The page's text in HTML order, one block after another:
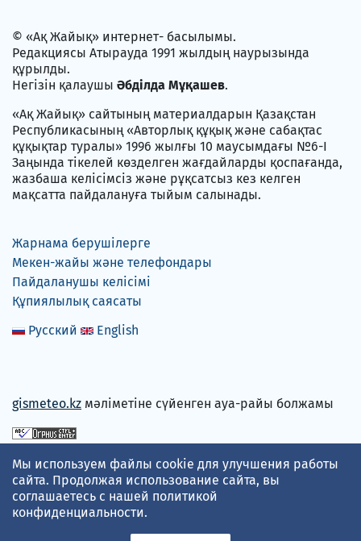
© «Ақ Жайық» интернет- басылымы.
Редакциясы Атырауда 1991 жылдың наурызында
құрылды.
Негізін қалаушы Әбділда Мұқашев.
«Ақ Жайық» сайтының материалдарын Қазақстан
Республикасының «Авторлық құқық және сабақтас
құқықтар туралы» 1996 жылғы 10 маусымдағы №6-I
Заңында тікелей көзделген жағдайларды қоспағанда,
жазбаша келісімсіз және рұқсатсыз кез келген
мақсатта пайдалануға тыйым салынады.
Жарнама берушілерге
Мекен-жайы және телефондары
Пайдаланушы келісімі
Құпиялылық саясаты
Русский
English
gismeteo.kz мәліметіне сүйенген ауа-райы болжамы
Төлем карталарын қабылдаймыз
Мы используем файлы cookie для улучшения работы
сайта. Продолжая использование сайта, вы
соглашаетесь с нашей политикой
конфиденциальности.